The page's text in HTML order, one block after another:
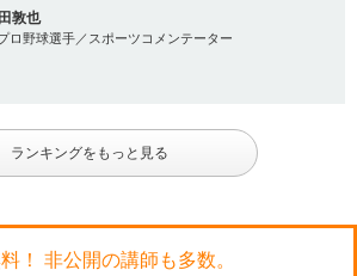
敦也
ロ野球選手／スポーツコメンテーター
ランキングをもっと見る
！ 非公開の講師も多数。